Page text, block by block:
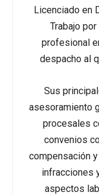
Licenciado en
Trabajo
profesional
despacho al
Sus
asesoramiento
procesales
convenios
compensación
infracciones
aspectos